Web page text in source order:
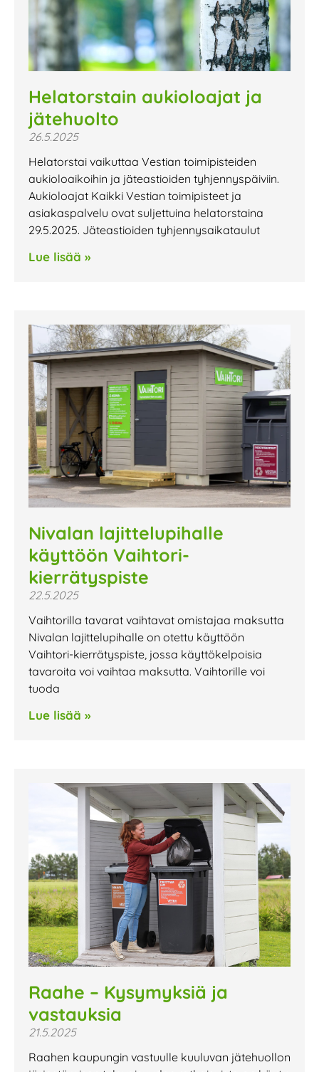
Helatorstain aukioloajat ja
jätehuolto
26.5.2025
Helatorstai vaikuttaa Vestian toimipisteiden
aukioloaikoihin ja jäteastioiden tyhjennyspäiviin.
Aukioloajat Kaikki Vestian toimipisteet ja
asiakaspalvelu ovat suljettuina helatorstaina
29.5.2025. Jäteastioiden tyhjennysaikataulut
Lue lisää »
Nivalan lajittelupihalle
käyttöön Vaihtori-
kierrätyspiste
22.5.2025
Vaihtorilla tavarat vaihtavat omistajaa maksutta
Nivalan lajittelupihalle on otettu käyttöön
Vaihtori-kierrätyspiste, jossa käyttökelpoisia
tavaroita voi vaihtaa maksutta. Vaihtorille voi
tuoda
Lue lisää »
Raahe – Kysymyksiä ja
vastauksia
21.5.2025
Raahen kaupungin vastuulle kuuluvan jätehuollon